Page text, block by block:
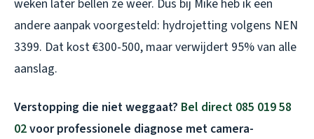
weken later bellen ze weer. Dus bij Mike heb ik een
andere aanpak voorgesteld: hydrojetting volgens NEN
3399. Dat kost €300-500, maar verwijdert 95% van alle
aanslag.
Verstopping die niet weggaat? Bel direct 085 019 58
02voor professionele diagnose met camera-